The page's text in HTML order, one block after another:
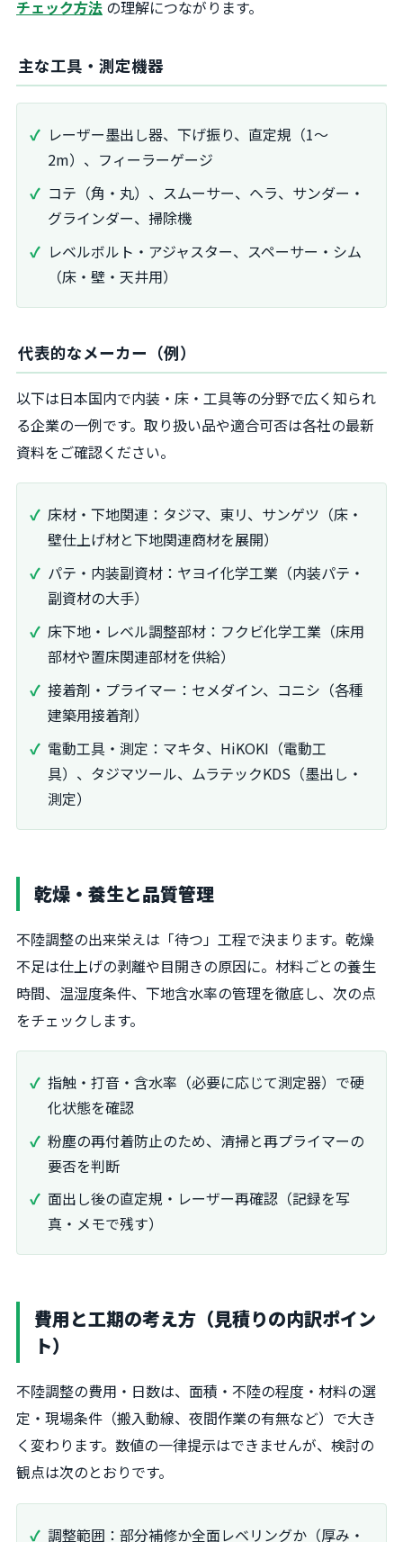
チェック方法 の理解につながります。
主な工具・測定機器
レーザー墨出し器、下げ振り、直定規（1～
2m）、フィーラーゲージ
コテ（角・丸）、スムーサー、ヘラ、サンダー・
グラインダー、掃除機
レベルボルト・アジャスター、スペーサー・シム
（床・壁・天井用）
代表的なメーカー（例）
以下は日本国内で内装・床・工具等の分野で広く知られ
る企業の一例です。取り扱い品や適合可否は各社の最新
資料をご確認ください。
床材・下地関連：タジマ、東リ、サンゲツ（床・
壁仕上げ材と下地関連商材を展開）
パテ・内装副資材：ヤヨイ化学工業（内装パテ・
副資材の大手）
床下地・レベル調整部材：フクビ化学工業（床用
部材や置床関連部材を供給）
接着剤・プライマー：セメダイン、コニシ（各種
建築用接着剤）
電動工具・測定：マキタ、HiKOKI（電動工
具）、タジマツール、ムラテックKDS（墨出し・
測定）
乾燥・養生と品質管理
不陸調整の出来栄えは「待つ」工程で決まります。乾燥
不足は仕上げの剥離や目開きの原因に。材料ごとの養生
時間、温湿度条件、下地含水率の管理を徹底し、次の点
をチェックします。
指触・打音・含水率（必要に応じて測定器）で硬
化状態を確認
粉塵の再付着防止のため、清掃と再プライマーの
要否を判断
面出し後の直定規・レーザー再確認（記録を写
真・メモで残す）
費用と工期の考え方（見積りの内訳ポイン
ト）
不陸調整の費用・日数は、面積・不陸の程度・材料の選
定・現場条件（搬入動線、夜間作業の有無など）で大き
く変わります。数値の一律提示はできませんが、検討の
観点は次のとおりです。
調整範囲：部分補修か全面レベリングか（厚み・